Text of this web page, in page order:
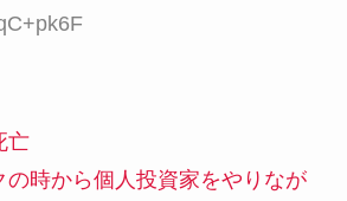
亡
の時から個人投資家をやりなが